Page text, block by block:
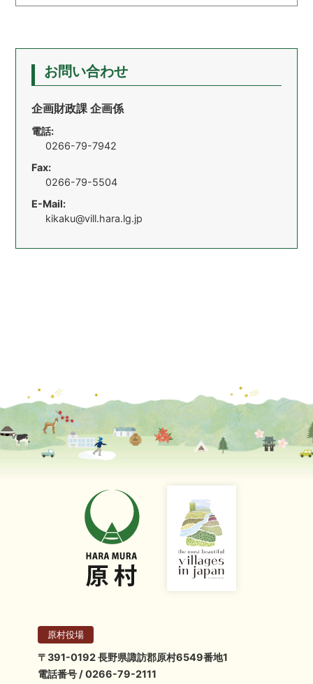
お問い合わせ
企画財政課 企画係
電話:
0266-79-7942
Fax:
0266-79-5504
E-Mail:
kikaku@vill.hara.lg.jp
原村役場
〒391-0192 長野県諏訪郡原村6549番地1
電話番号 / 0266-79-2111